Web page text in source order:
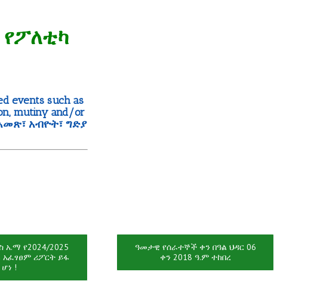
የፖለቲካ
events such as
mutiny and/or
አብዮት፣ ግድያ
የ2024/2025
አፈፃፀም ሪፖርት ይፋ
ሆነ !
ዓመታዊ የሰራተኞች ቀን በዓል ህዳር 06
ቀን 2018 ዓ.ም ተከበረ